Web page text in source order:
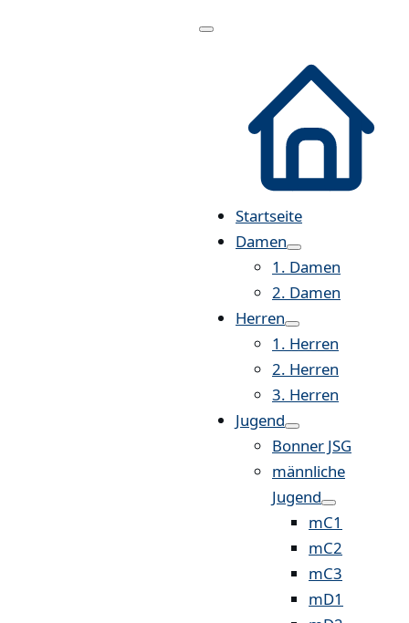
Menü
Startseite
Damen
1. Damen
2. Damen
Herren
1. Herren
2. Herren
3. Herren
Jugend
Bonner JSG
männliche
Jugend
mC1
mC2
mC3
mD1